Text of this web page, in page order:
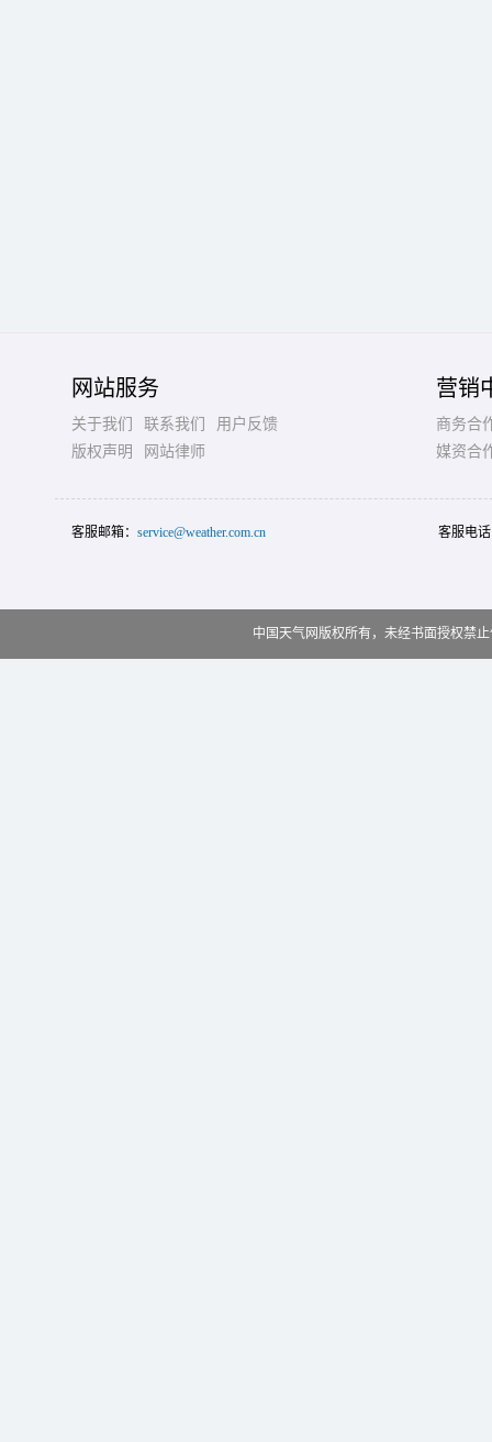
网站服务
关于我们 联系我们
用户反馈
版权声明
网站律师
营销
商务合
媒资合
客服邮箱： service@weather.com.cn 客服电
中国天气网版权所有，未经书面授权